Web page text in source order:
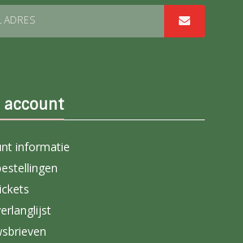
ADRES
account
informatie